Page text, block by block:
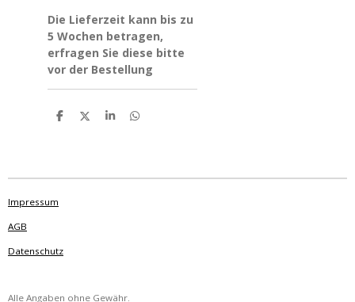
Die Lieferzeit kann bis zu
5 Wochen betragen,
erfragen Sie diese bitte
vor der Bestellung
T
n
T
n
T
n
T
n
Impressum
AGB
Datenschutz
Alle Angaben ohne Gewähr.